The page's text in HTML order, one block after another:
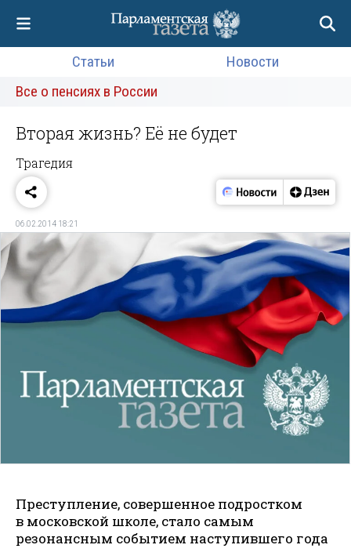
Статьи
Новости
Все о пенсиях в России
Вторая жизнь? Её не будет
Трагедия
06.02.2014 18:21
Преступление, совершенное подростком
в московской школе, стало самым
резонансным событием наступившего года